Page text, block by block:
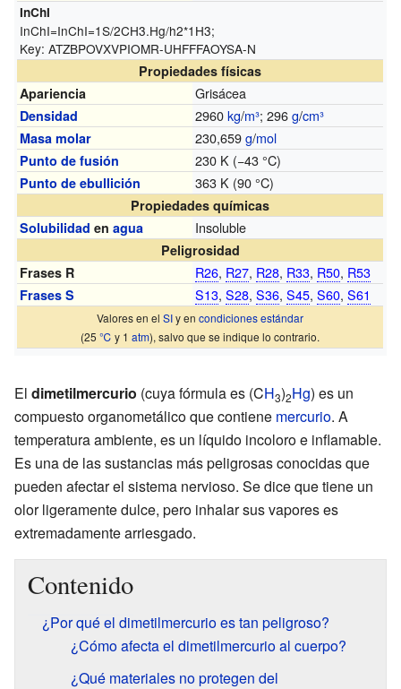
InChI
InChI=InChI=1S/2CH3.Hg/h2*1H3;
Key:ATZBPOVXVPIOMR-UHFFFAOYSA-N
Propiedades físicas
Apariencia
Grisácea
Densidad 2960kg/m³; 296g/cm³
Masa molar 230,659g/mol
Punto de fusión 230 K (−43 °C)
Punto de ebullición 363 K (90 °C)
Propiedades químicas
Solubilidad enagua Insoluble
Peligrosidad
Frases R
R26, R27, R28, R33, R50, R53
Frases S S13,S28,S36,S45,S60,S61
Valores en elSIy encondiciones estándar
(25℃ y 1atm), salvo que se indique lo contrario.
El dimetilmercurio (cuya fórmula es (CH3)2Hg) es un
compuesto organometálico que contiene mercurio. A
temperatura ambiente, es un líquido incoloro e inflamable.
Es una de las sustancias más peligrosas conocidas que
pueden afectar el sistema nervioso. Se dice que tiene un
olor ligeramente dulce, pero inhalar sus vapores es
extremadamente arriesgado.
Contenido
¿Por qué el dimetilmercurio es tan peligroso?
¿Cómo afecta el dimetilmercurio al cuerpo?
¿Qué materiales no protegen del